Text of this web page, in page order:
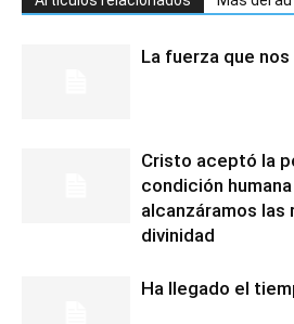
La fuerza que
Cristo aceptó la
condición
alcanzáramos las
divinidad
Ha llegado el